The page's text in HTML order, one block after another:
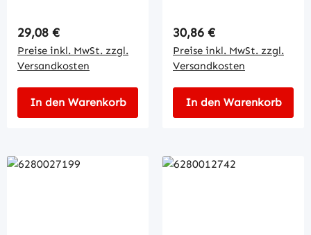
Regulärer Preis:
29,08 €
Preise inkl. MwSt. zzgl.
Versandkosten
In den Warenkorb
Regulärer Preis:
30,86 €
Preise inkl. MwSt. zzgl.
Versandkosten
In den Warenkorb